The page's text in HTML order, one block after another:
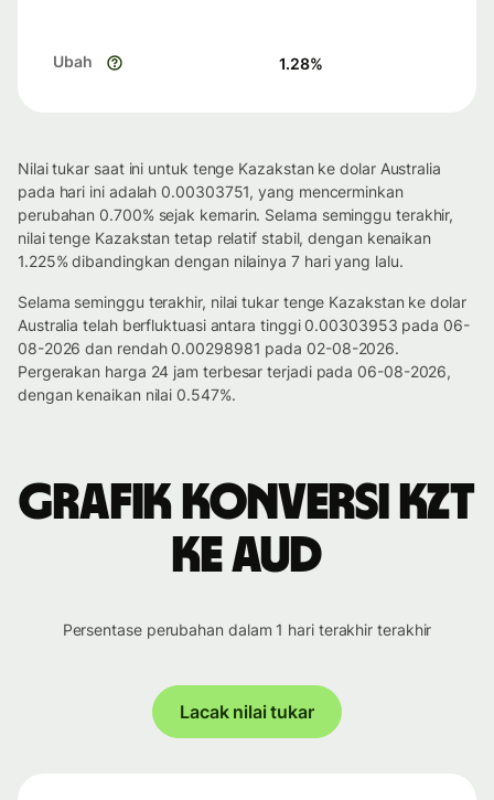
Ubah 1.28%
Nilai tukar saat ini untuk tenge Kazakstan ke dolar Australia
pada hari ini adalah 0.00303751, yang mencerminkan
perubahan 0.700% sejak kemarin. Selama seminggu terakhir,
nilai tenge Kazakstan tetap relatif stabil, dengan kenaikan
1.225% dibandingkan dengan nilainya 7 hari yang lalu.
Selama seminggu terakhir, nilai tukar tenge Kazakstan ke dolar
Australia telah berfluktuasi antara tinggi 0.00303953 pada 06-
08-2026 dan rendah 0.00298981 pada 02-08-2026.
Pergerakan harga 24 jam terbesar terjadi pada 06-08-2026,
dengan kenaikan nilai 0.547%.
Grafik konversi KZT
ke AUD
Persentase perubahan dalam 1 hari terakhir terakhir
Lacak nilai tukar